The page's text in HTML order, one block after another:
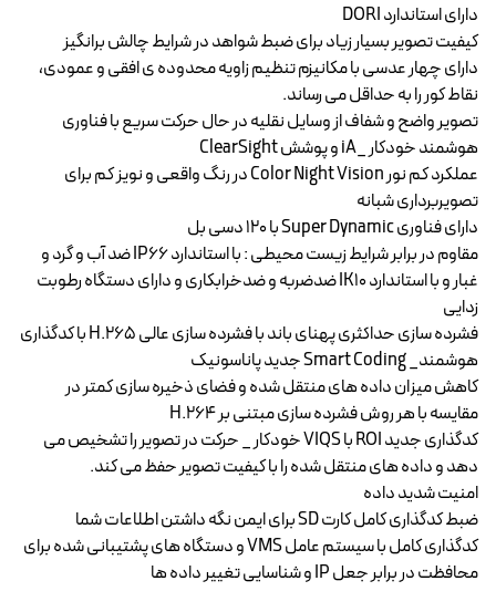
دارای استاندارد DORI
کیفیت تصویر بسیار زیاد برای ضبط شواهد در شرایط چالش برانگیز
دارای چهار عدسی با مکانیزم تنظیم زاویه محدوده ی افقی و عمودی،
نقاط کور را به حداقل می رساند.
تصویر واضح و شفاف از وسایل نقلیه در حال حرکت سریع با فناوری
هوشمند خودکار _iA و پوشش ClearSight
عملکرد کم نور Color Night Vision در رنگ واقعی و نویز کم برای
تصویربرداری شبانه
دارای فناوری Super Dynamic با 120 دسی بل
مقاوم در برابر شرایط زیست محیطی : با استاندارد IP66 ضد آب و گرد و
غبار و با استاندارد IK10 ضدضربه و ضدخرابکاری و دارای دستگاه رطوبت
زدایی
فشرده سازی حداکثری پهنای باند با فشرده سازی عالی H.265 با کدگذاری
هوشمند_ Smart Coding جدید پاناسونیک
کاهش میزان داده های منتقل شده و فضای ذخیره سازی کمتر در
مقایسه با هر روش فشرده سازی مبتنی بر H.264
کدگذاری جدید ROI با VIQS خودکار _ حرکت در تصویر را تشخیص می
دهد و داده های منتقل شده را با کیفیت تصویر حفظ می کند.
امنیت شدید داده
ضبط کدگذاری کامل کارت SD برای ایمن نگه داشتن اطلاعات شما
کدگذاری کامل با سیستم عامل VMS و دستگاه های پشتیبانی شده برای
محافظت در برابر جعل IP و شناسایی تغییر داده ها